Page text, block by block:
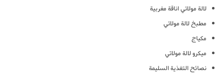
لالة مولاتي اناقة مغربية
مطبخ لالة مولاتي
مكياج
ميكرو لالة مولاتي
نصائح التغذية السليمة